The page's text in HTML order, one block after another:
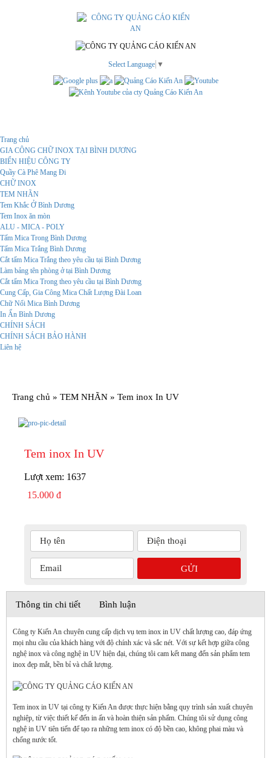
Select Language ▼
Trang chủ
GIA CÔNG CHỮ INOX TẠI BÌNH DƯƠNG
BIỂN HIỆU CÔNG TY
Quầy Cà Phê Mang Đi
CHỮ INOX
TEM NHÃN
Tem Khắc Ở Bình Dương
Tem Inox ăn mòn
ALU - MICA - POLY
Tấm Mica Trong Bình Dương
Tấm Mica Trắng Bình Dương
Cắt tấm Mica Trắng theo yêu cầu tại Bình Dương
Làm bảng tên phòng ở tại Bình Dương
Cắt tấm Mica Trong theo yêu cầu tại Bình Dương
Cung Cấp, Gia Công Mica Chất Lượng Đài Loan
Chữ Nổi Mica Bình Dương
In Ấn Bình Dương
CHÍNH SÁCH
CHÍNH SÁCH BẢO HÀNH
Liên hệ
Trang chủ » TEM NHÃN » Tem inox In UV
Tem inox In UV
Lượt xem: 1637
15.000 đ
Thông tin chi tiết Bình luận
Công ty Kiến An chuyên cung cấp dịch vụ tem inox in UV chất lượng cao, đáp ứng
mọi nhu cầu của khách hàng với độ chính xác và sắc nét. Với sự kết hợp giữa công
nghệ inox và công nghệ in UV hiện đại, chúng tôi cam kết mang đến sản phẩm tem
inox đẹp mắt, bền bỉ và chất lượng.
Tem inox in UV tại công ty Kiến An được thực hiện bằng quy trình sản xuất chuyên
nghiệp, từ việc thiết kế đến in ấn và hoàn thiện sản phẩm. Chúng tôi sử dụng công
nghệ in UV tiên tiến để tạo ra những tem inox có độ bền cao, không phai màu và
chống nước tốt.